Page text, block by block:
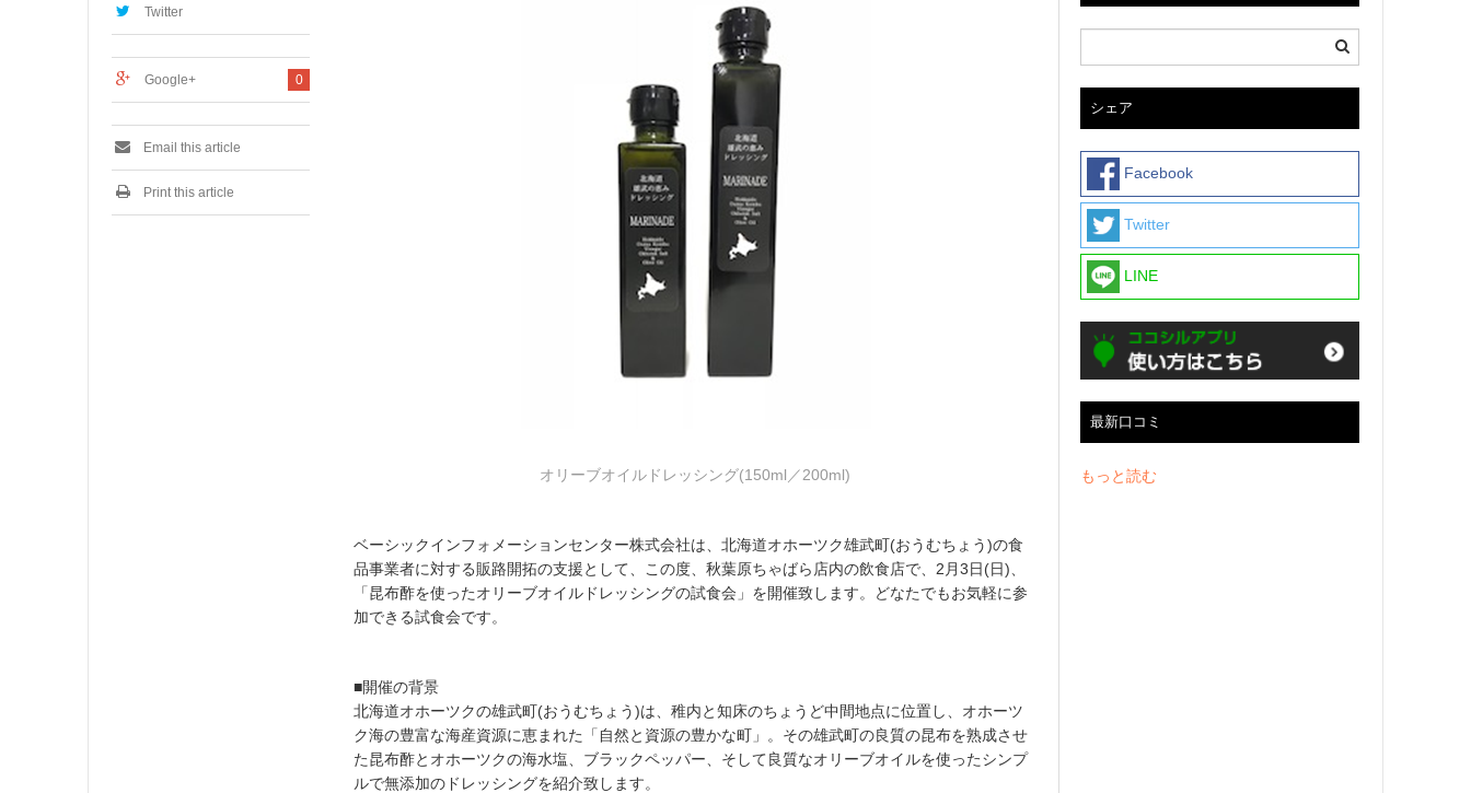
オリーブオイルドレッシング(150ml／200ml)
ベーシックインフォメーションセンター株式会社は、北海道オホーツク雄武町(おうむちょう)の食
品事業者に対する販路開拓の支援として、この度、秋葉原ちゃばら店内の飲食店で、2月3日(日)、
「昆布酢を使ったオリーブオイルドレッシングの試食会」を開催致します。どなたでもお気軽に参
加できる試食会です。
■開催の背景
北海道オホーツクの雄武町(おうむちょう)は、稚内と知床のちょうど中間地点に位置し、オホーツ
ク海の豊富な海産資源に恵まれた「自然と資源の豊かな町」。その雄武町の良質の昆布を熟成させ
た昆布酢とオホーツクの海水塩、ブラックペッパー、そして良質なオリーブオイルを使ったシンプ
ルで無添加のドレッシングを紹介致します。
Twitter
0
Google+
Email this article
Print this article
シェア
Facebook
Twitter
LINE
最新口コミ
もっと読む